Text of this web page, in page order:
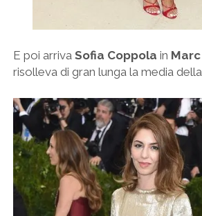
E poi arriva Sofia Coppola in
risolleva di gran lunga la media